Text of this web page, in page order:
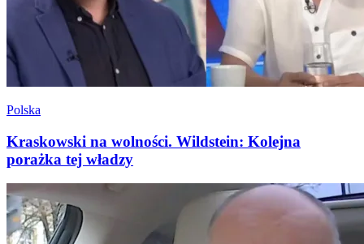
Polska
Kraskowski na wolności. Wildstein: Kolejna
porażka tej władzy